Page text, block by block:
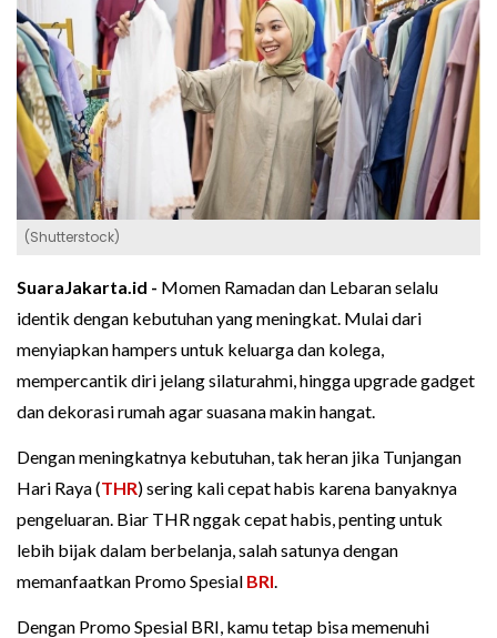
(Shutterstock)
SuaraJakarta.id - Momen Ramadan dan Lebaran selalu
identik dengan kebutuhan yang meningkat. Mulai dari
menyiapkan hampers untuk keluarga dan kolega,
mempercantik diri jelang silaturahmi, hingga upgrade gadget
dan dekorasi rumah agar suasana makin hangat.
Dengan meningkatnya kebutuhan, tak heran jika Tunjangan
Hari Raya (THR) sering kali cepat habis karena banyaknya
pengeluaran. Biar THR nggak cepat habis, penting untuk
lebih bijak dalam berbelanja, salah satunya dengan
memanfaatkan Promo Spesial BRI
Dengan Promo Spesial BRI, kamu tetap bisa memenuhi